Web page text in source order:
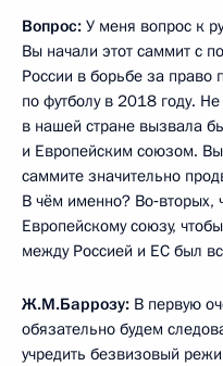
Вопрос: У меня вопрос к
Вы начали этот саммит с
России в борьбе за право
по футболу в 2018 году.
в нашей стране вызвала
и Европейским союзом. Вы
саммите значительно
В чём именно? Во‑вторых,
Европейскому союзу,
между Россией и ЕС был
Ж.М.Баррозу: В первую
обязательно будем
учредить безвизовый